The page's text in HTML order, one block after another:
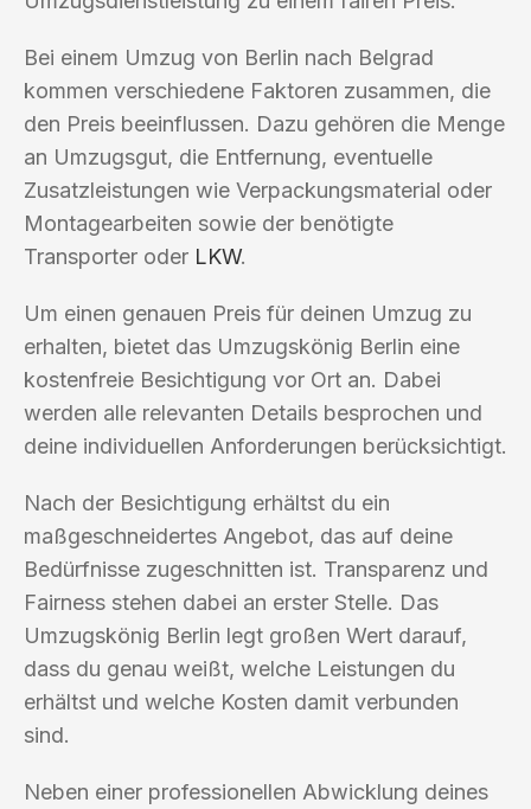
Bei einem Umzug von Berlin nach Belgrad
kommen verschiedene Faktoren zusammen, die
den Preis beeinflussen. Dazu gehören die Menge
an Umzugsgut, die Entfernung, eventuelle
Zusatzleistungen wie Verpackungsmaterial oder
Montagearbeiten sowie der benötigte
Transporter oder LKW.
Um einen genauen Preis für deinen Umzug zu
erhalten, bietet das Umzugskönig Berlin eine
kostenfreie Besichtigung vor Ort an. Dabei
werden alle relevanten Details besprochen und
deine individuellen Anforderungen berücksichtigt.
Nach der Besichtigung erhältst du ein
maßgeschneidertes Angebot, das auf deine
Bedürfnisse zugeschnitten ist. Transparenz und
Fairness stehen dabei an erster Stelle. Das
Umzugskönig Berlin legt großen Wert darauf,
dass du genau weißt, welche Leistungen du
erhältst und welche Kosten damit verbunden
sind.
Neben einer professionellen Abwicklung deines